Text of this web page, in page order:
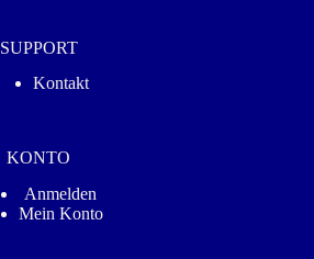
SUPPORT
Kontakt
KONTO
Anmelden
Mein Konto